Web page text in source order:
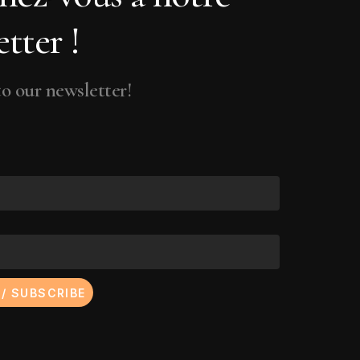
Wojnarowicz & Marion
Wolffer
!
our newsletter!